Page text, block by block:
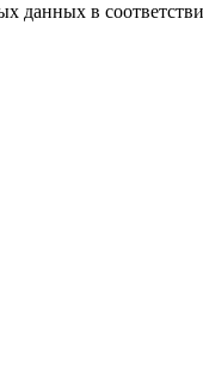
данных в